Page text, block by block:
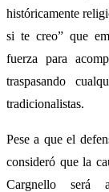
históricamente
si te creo” que
fuerza para
traspasando
tradicionalistas.
Pese a que el
consideró que la
Cargnello será